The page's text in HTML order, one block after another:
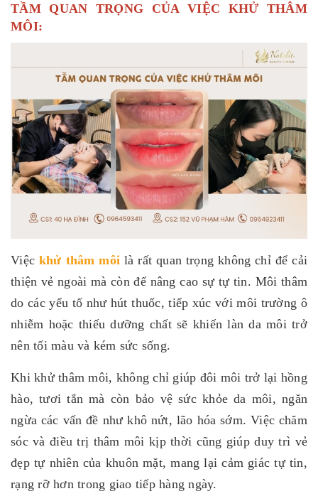
TẦM QUAN TRỌNG CỦA VIỆC KHỬ THÂM
MÔI:
Việc khử thâm môi là rất quan trọng không chỉ để cải
thiện vẻ ngoài mà còn để nâng cao sự tự tin. Môi thâm
do các yếu tố như hút thuốc, tiếp xúc với môi trường ô
nhiễm hoặc thiếu dưỡng chất sẽ khiến làn da môi trở
nên tối màu và kém sức sống.
Khi khử thâm môi, không chỉ giúp đôi môi trở lại hồng
hào, tươi tắn mà còn bảo vệ sức khỏe da môi, ngăn
ngừa các vấn đề như khô nứt, lão hóa sớm. Việc chăm
sóc và điều trị thâm môi kịp thời cũng giúp duy trì vẻ
đẹp tự nhiên của khuôn mặt, mang lại cảm giác tự tin,
rạng rỡ hơn trong giao tiếp hàng ngày.